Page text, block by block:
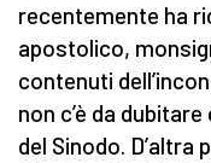
recentemente ha
apostolico,
contenuti
non c’è da
del Sinodo.